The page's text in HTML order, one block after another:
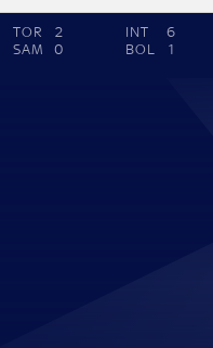
TOR
2
SAM
0
INT
6
BOL
1